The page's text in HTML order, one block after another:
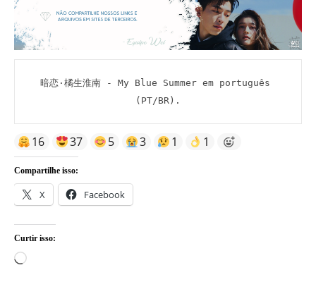
暗恋·橘生淮南 - My Blue Summer em português
(PT/BR).
16 37 5 3 1 1
Compartilhe isso:
X Facebook
Curtir isso:
Carregando...